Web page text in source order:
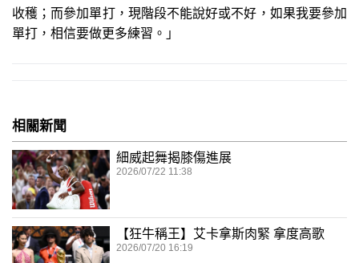
收穫；而參加單打，現階段不能說好或不好，如果我要參加
單打，相信要做更多練習。」
相關新聞
細威起舞揭膝傷進展
2026/07/22 11:38
【狂牛稱王】艾卡拿斯肉緊 拿度高歌
2026/07/20 16:19